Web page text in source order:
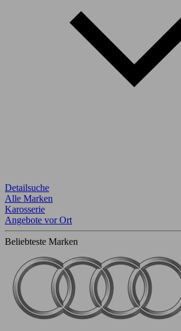
Detailsuche
Alle Marken
Karosserie
Angebote vor Ort
Beliebteste Marken